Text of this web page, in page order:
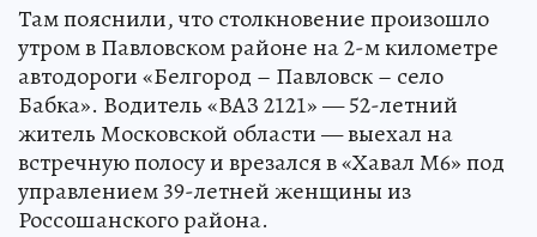
Там пояснили, что столкновение произошло
утром в Павловском районе на 2-м километре
автодороги «Белгород – Павловск – село
Бабка». Водитель «ВАЗ 2121» — 52-летний
житель Московской области — выехал на
встречную полосу и врезался в «Хавал М6» под
управлением 39-летней женщины из
Россошанского района.